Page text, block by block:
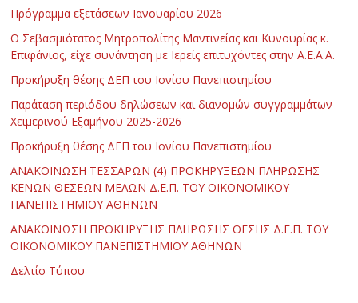
Πρόγραμμα εξετάσεων Ιανουαρίου 2026
Ο Σεβασμιότατος Μητροπολίτης Μαντινείας και Κυνουρίας κ.
Επιφάνιος, είχε συνάντηση με Ιερείς επιτυχόντες στην Α.Ε.Α.Α.
Προκήρυξη θέσης ΔΕΠ του Ιονίου Πανεπιστημίου
Παράταση περιόδου δηλώσεων και διανομών συγγραμμάτων
Χειμερινού Εξαμήνου 2025-2026
Προκήρυξη θέσης ΔΕΠ του Ιονίου Πανεπιστημίου
ΑΝΑΚΟΙΝΩΣΗ ΤΕΣΣΑΡΩΝ (4) ΠΡΟΚΗΡΥΞΕΩΝ ΠΛΗΡΩΣΗΣ
ΚΕΝΩΝ ΘΕΣΕΩΝ ΜΕΛΩΝ Δ.Ε.Π. ΤΟΥ ΟΙΚΟΝΟΜΙΚΟΥ
ΠΑΝΕΠΙΣΤΗΜΙΟΥ ΑΘΗΝΩΝ
ΑΝΑΚΟΙΝΩΣΗ ΠΡΟΚΗΡΥΞΗΣ ΠΛΗΡΩΣΗΣ ΘΕΣΗΣ Δ.Ε.Π. ΤΟΥ
ΟΙΚΟΝΟΜΙΚΟΥ ΠΑΝΕΠΙΣΤΗΜΙΟΥ ΑΘΗΝΩΝ
Δελτίο Τύπου